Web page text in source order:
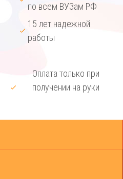
по всем ВУЗам РФ
15 лет надежной
работы
Оплата только при
получении на руки